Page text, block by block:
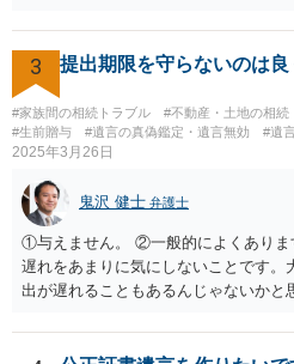
「廃除」は遺言でも可能です（民法８
情を話して相談して、「廃除」が可
とをお勧めします。
3 提出期限を守らないのは良
#家族間の相続トラブル #不動産・土地の相続
#生前贈与
#遺言の真偽鑑定・遺言無効 #遺
2025年3月26日
鬼沢 健士 弁護士
①与えません。 ②一般的によくあり
遅れをあまりに気にしないことです。
出が遅れることもあるんじゃないかと